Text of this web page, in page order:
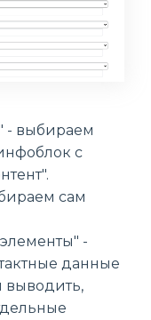
- выбираем
с
сам
-
данные
выводить,